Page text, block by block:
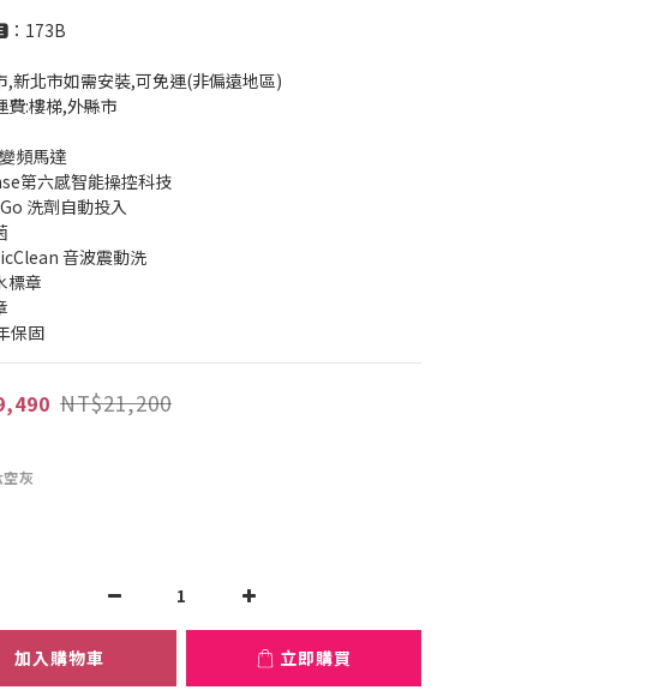
173B
新北市如需安裝,可免運(非偏遠地區)
費:樓梯,外縣市
頻馬達
第六感智能操控科技
洗劑自動投入
音波震動洗
標章
保固
NT$21,200
灰
加入購物車 立即購買